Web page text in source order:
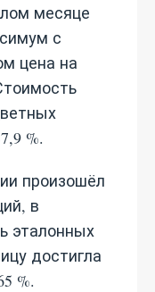
месяце
с
цена на
%.
произошёл
в
эталонных
достигла
%.